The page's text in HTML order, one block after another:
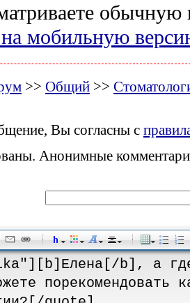
обычную
мобильную
>> Общий >>
Вы согласны с
Анонимные
-
-
-
-
-
-
-
-
-